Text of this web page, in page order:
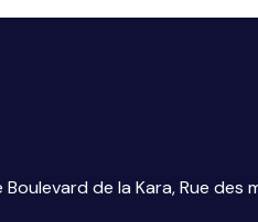
de la Kara, Rue des